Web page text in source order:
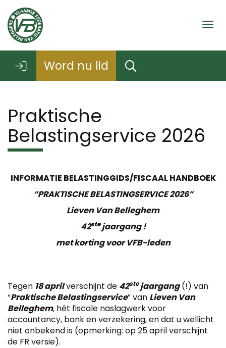
Word nu lid
Praktische
Belastingservice 2026
INFORMATIE BELASTINGGIDS/FISCAAL HANDBOEK
“PRAKTISCHE BELASTINGSERVICE 2026”
Lieven Van Belleghem
42stejaargang !
met korting voor VFB-leden
Tegen 18 aprilverschijnt de 42stejaargang(!) van
“Praktische Belastingservice” van Lieven Van
Belleghem, hét fiscale naslagwerk voor
accountancy, bank en verzekering, en dat u wellicht
niet onbekend is (opmerking: op 25 april verschijnt
de FR versie).